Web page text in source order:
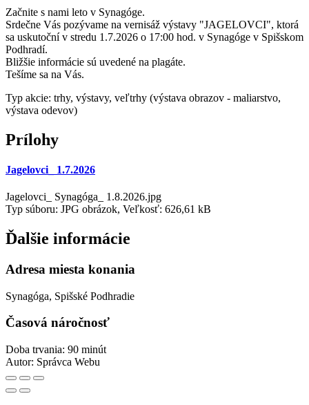
Začnite s nami leto v Synagóge.
Srdečne Vás pozývame na vernisáž výstavy "JAGELOVCI", ktorá
sa uskutoční v stredu 1.7.2026 o 17:00 hod. v Synagóge v Spišskom
Podhradí.
Bližšie informácie sú uvedené na plagáte.
Tešíme sa na Vás.
Typ akcie: trhy, výstavy, veľtrhy (výstava obrazov - maliarstvo,
výstava odevov)
Prílohy
Jagelovci_ 1.7.2026
Jagelovci_ Synagóga_ 1.8.2026.jpg
Typ súboru: JPG obrázok, Veľkosť: 626,61 kB
Ďalšie informácie
Adresa miesta konania
Synagóga, Spišské Podhradie
Časová náročnosť
Doba trvania: 90 minút
Autor: Správca Webu